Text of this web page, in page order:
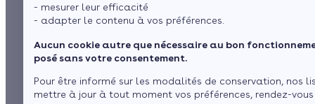
- mesurer leur efficacité
- adapter le contenu à vos préférences.
Aucun cookie autre que nécessaire au bon
posé sans votre consentement.
Pour être informé sur les modalités de conservation, nos
mettre à jour à tout moment vos préférences, rendez-
Sommaire
Est-ce que les Velux® sont éligibles à MaPrimeRénov'